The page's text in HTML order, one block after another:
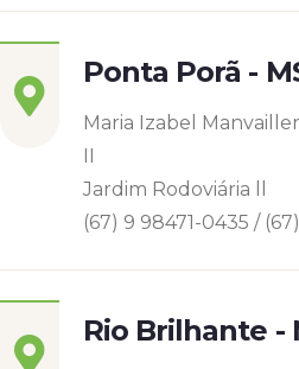
Ponta Porã -
Maria Izabel
II
Jardim Rodoviária ll
(67) 9 98471-0435 /
Rio Brilhante -